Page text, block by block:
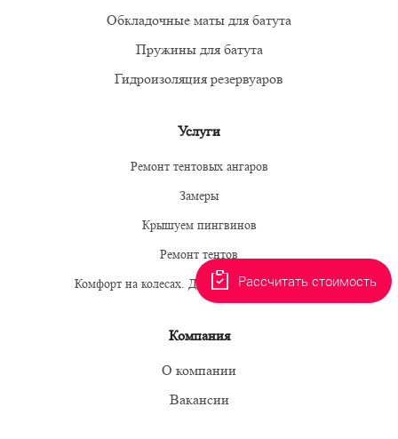
Обкладочные маты для батута
Пружины для батута
Гидроизоляция резервуаров
Услуги
Ремонт тентовых ангаров
Замеры
Крышуем пингвинов
Ремонт тентов
Комфорт на колесах. Делаем необычный заказ
Компания
О компании
Вакансии
Рассчитать стоимость